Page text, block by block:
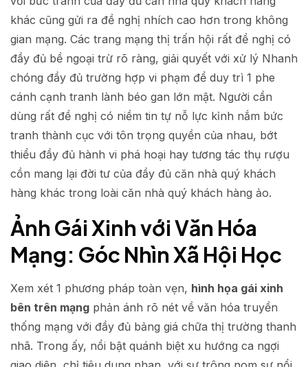
khác cũng gửi ra đề nghị nhích cao hơn trong không
gian mạng. Các trang mạng thị trấn hội rất đề nghị có
đầy đủ bề ngoại trừ rõ ràng, giải quyết với xử lý Nhanh
chóng đầy đủ trường hợp vi phạm để duy trì 1 phe
cánh cạnh tranh lành béo gan lớn mật. Người cần
dùng rất đề nghị có niềm tin tự nỗ lực kỉnh nắm bức
tranh thành cục với tôn trọng quyền của nhau, bớt
thiểu đầy đủ hành vi phá hoại hay tương tác thụ rượu
cồn mang lại đời tư của đầy đủ căn nhà quý khách
hàng khác trong loài căn nhà quý khách hàng ảo.
Ảnh Gái Xinh với Văn Hóa
Mạng: Góc Nhìn Xã Hội Học
Xem xét 1 phương pháp toàn vẹn, hình họa gái xinh
bên trên mạng phản ánh rõ nét về văn hóa truyền
thống mạng với đầy đủ bảng giá chữa thị trường thanh
nhã. Trong ấy, nổi bật quánh biệt xu hướng ca ngợi